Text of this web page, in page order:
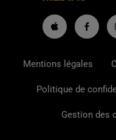
Mentions légales
Politique de
Gestion des